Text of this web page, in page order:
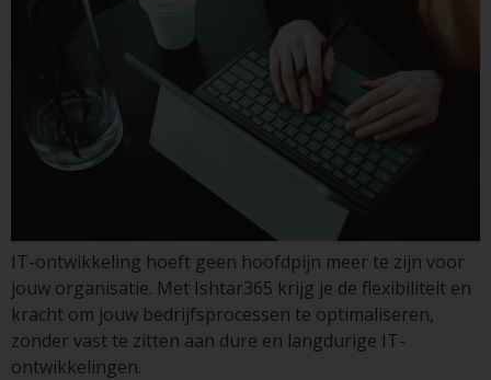
IT-ontwikkeling hoeft geen hoofdpijn meer te zijn voor
jouw organisatie. Met Ishtar365 krijg je de flexibiliteit en
kracht om jouw bedrijfsprocessen te optimaliseren,
zonder vast te zitten aan dure en langdurige IT-
ontwikkelingen.